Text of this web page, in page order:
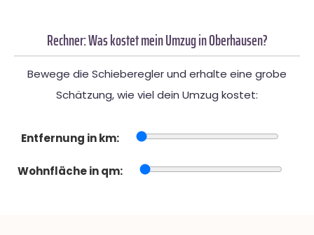
Rechner: Was kostet mein Umzug in Oberhausen?
Bewege die Schieberegler und erhalte eine grobe
Schätzung, wie viel dein Umzug kostet:
Entfernung in km:
Wohnfläche in qm: